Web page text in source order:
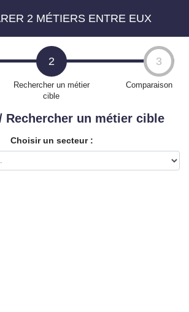
2 MÉTIERS ENTRE EUX
2 3
Rechercher un métier
cible
Comparaison
Rechercher un métier cible
Choisir un secteur :